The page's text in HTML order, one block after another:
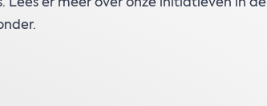
Lees er meer over onze initiatieven in de